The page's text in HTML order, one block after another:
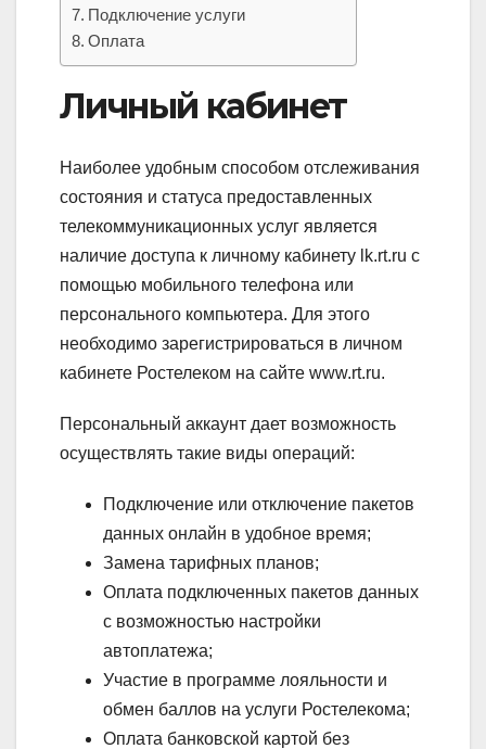
Подключение услуги
Оплата
Личный кабинет
Наиболее удобным способом отслеживания
состояния и статуса предоставленных
телекоммуникационных услуг является
наличие доступа к личному кабинету lk.rt.ru с
помощью мобильного телефона или
персонального компьютера. Для этого
необходимо зарегистрироваться в личном
кабинете Ростелеком на сайте www.rt.ru.
Персональный аккаунт дает возможность
осуществлять такие виды операций:
Подключение или отключение пакетов
данных онлайн в удобное время;
Замена тарифных планов;
Оплата подключенных пакетов данных
с возможностью настройки
автоплатежа;
Участие в программе лояльности и
обмен баллов на услуги Ростелекома;
Оплата банковской картой без